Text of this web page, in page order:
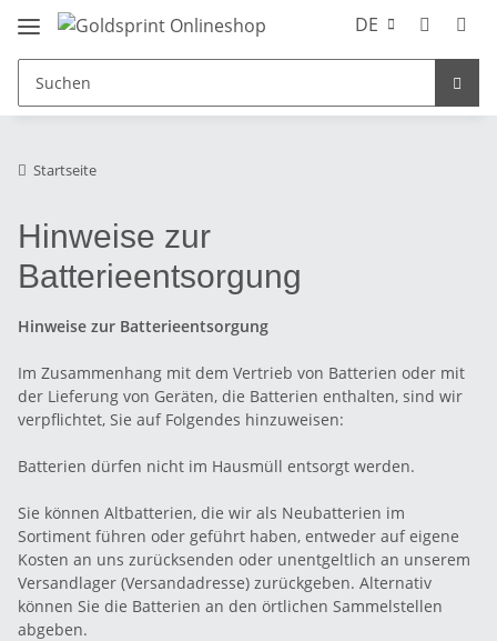
DE
Startseite
Hinweise zur
Batterieentsorgung
Hinweise zur Batterieentsorgung
Im Zusammenhang mit dem Vertrieb von Batterien oder mit
der Lieferung von Geräten, die Batterien enthalten, sind wir
verpflichtet, Sie auf Folgendes hinzuweisen:
Batterien dürfen nicht im Hausmüll entsorgt werden.
Sie können Altbatterien, die wir als Neubatterien im
Sortiment führen oder geführt haben, entweder auf eigene
Kosten an uns zurücksenden oder unentgeltlich an unserem
Versandlager (Versandadresse) zurückgeben. Alternativ
können Sie die Batterien an den örtlichen Sammelstellen
abgeben.